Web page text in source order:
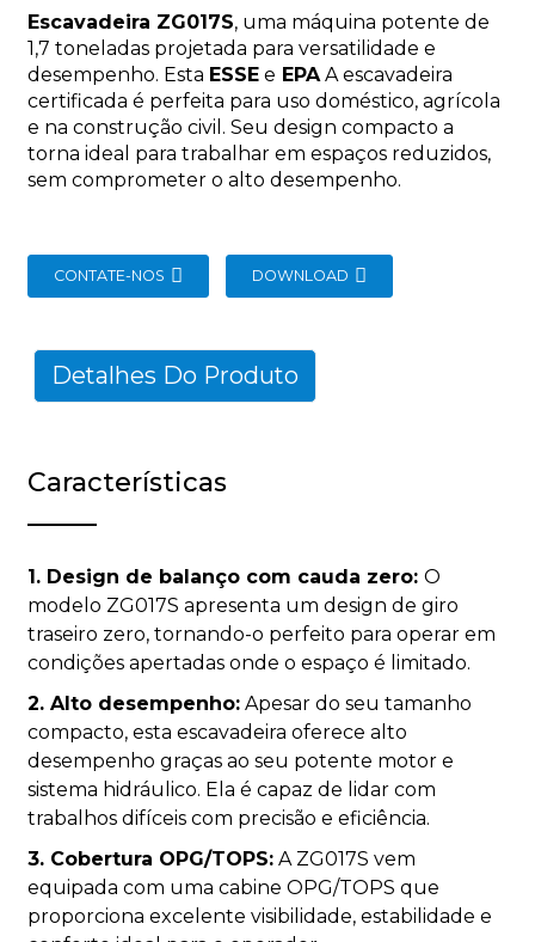
Escavadeira ZG017S, uma máquina potente de
1,7 toneladas projetada para versatilidade e
desempenho. Esta ESSEe EPAA escavadeira
certificada é perfeita para uso doméstico, agrícola
e na construção civil. Seu design compacto a
torna ideal para trabalhar em espaços reduzidos,
sem comprometer o alto desempenho.
CONTATE-NOS DOWNLOAD
Detalhes Do Produto
Características
1. Design de balanço com cauda zero: O
modelo ZG017S apresenta um design de giro
traseiro zero, tornando-o perfeito para operar em
condições apertadas onde o espaço é limitado.
2. Alto desempenho:Apesar do seu tamanho
compacto, esta escavadeira oferece alto
desempenho graças ao seu potente motor e
sistema hidráulico. Ela é capaz de lidar com
trabalhos difíceis com precisão e eficiência.
3. Cobertura OPG/TOPS:A ZG017S vem
equipada com uma cabine OPG/TOPS que
proporciona excelente visibilidade, estabilidade e